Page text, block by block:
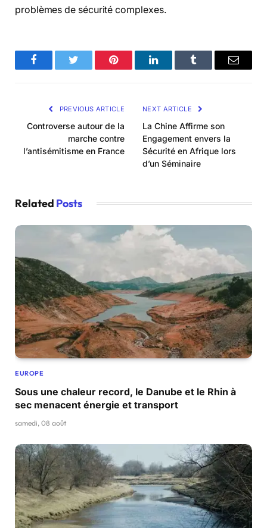
problèmes de sécurité complexes.
FacebookTwitter Pinterest LinkedInTumblr Email
PREVIOUS ARTICLE
Controverse autour de la
marche contre
l’antisémitisme en France
NEXT ARTICLE
La Chine Affirme son
Engagement envers la
Sécurité en Afrique lors
d’un Séminaire
Related Posts
EUROPE
Sous une chaleur record, le Danube et le Rhin à
sec menacent énergie et transport
samedi, 08 août